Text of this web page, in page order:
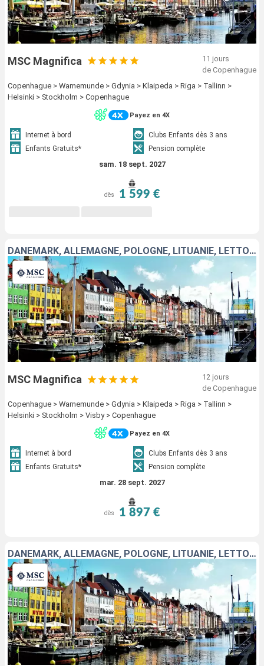
MSC Magnifica
11 jours
de Copenhague
Copenhague > Warnemunde > Gdynia > Klaipeda > Riga > Tallinn >
Helsinki > Stockholm > Copenhague
Payez en 4X
Internet à bord
Clubs Enfants dès 3 ans
Enfants Gratuits*
Pension complète
sam. 18 sept. 2027
dès 1 599 €
DANEMARK, ALLEMAGNE, POLOGNE, LITUANIE, LETTONIE, ESTONIE, FINLANDE, SUÈDE
MSC Magnifica
12 jours
de Copenhague
Copenhague > Warnemunde > Gdynia > Klaipeda > Riga > Tallinn >
Helsinki > Stockholm > Visby > Copenhague
Payez en 4X
Internet à bord
Clubs Enfants dès 3 ans
Enfants Gratuits*
Pension complète
mar. 28 sept. 2027
dès 1 897 €
DANEMARK, ALLEMAGNE, POLOGNE, LITUANIE, LETTONIE, FINLANDE, ESTONIE, SUÈDE